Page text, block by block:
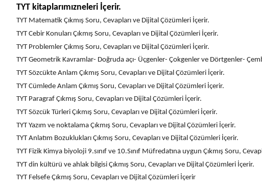
TYT kitaplarımızneleri İçerir.
TYT Matematik Çıkmış Soru, Cevapları ve Dijital Çözümleri İçerir.
TYT Cebir Konuları Çıkmış Soru, Cevapları ve Dijital Çözümleri İçerir.
TYT Problemler Çıkmış Soru, Cevapları ve Dijital Çözümleri İçerir.
TYT Geometrik Kavramlar- Doğruda açı- Üçgenler- Çokgenler ve Dörtgenler-
TYT Sözcükte Anlam Çıkmış Soru, Cevapları ve Dijital Çözümleri İçerir.
TYT Cümlede Anlam Çıkmış Soru, Cevapları ve Dijital Çözümleri İçerir.
TYT Paragraf Çıkmış Soru, Cevapları ve Dijital Çözümleri İçerir.
TYT Sözcük Türleri Çıkmış Soru, Cevapları ve Dijital Çözümleri İçerir.
TYT Yazım ve noktalama Çıkmış Soru, Cevapları ve Dijital Çözümleri İçerir.
TYT Anlatım Bozuklukları Çıkmış Soru, Cevapları ve Dijital Çözümleri İçerir.
TYT Fizik Kimya biyoloji 9.sınıf ve 10.Sınıf Müfredatına uygun Çıkmış Soru,
TYT din kültürü ve ahlak bilgisi Çıkmış Soru, Cevapları ve Dijital Çözümleri İçerir.
TYT Felsefe Çıkmış Soru, Cevapları ve Dijital Çözümleri İçerir